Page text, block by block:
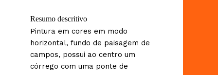
Resumo descritivo
Pintura em cores em modo
horizontal, fundo de paisagem de
campos, possui ao centro um
córrego com uma ponte de